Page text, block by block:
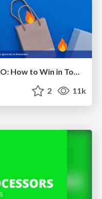
The State of eCommerce SEO: How to Win in Today's Products SERPs - #SEOweek
2 11k